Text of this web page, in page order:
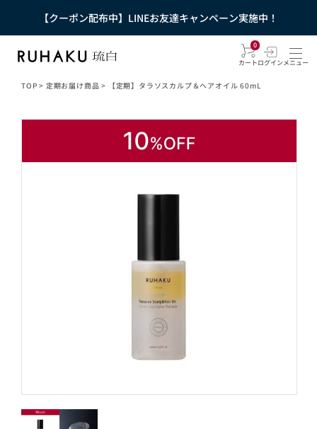
【クーポン配布中】LINEお友達キャンペーン実施中！
0
カートログインメニュー
TOP > 定期お届け商品 > 【定期】タラソスカルプ＆ヘアオイル 60mL